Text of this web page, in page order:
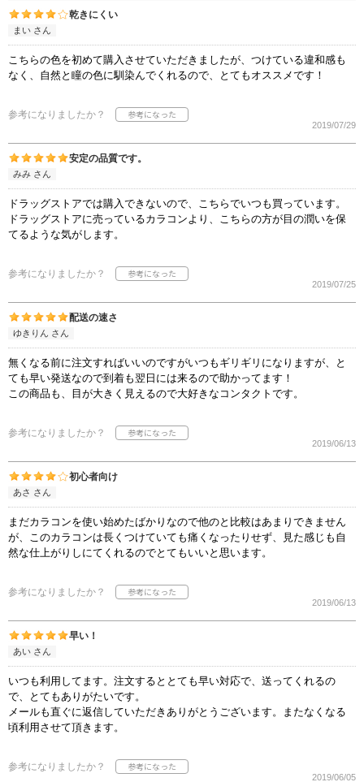
乾きにくい
まい さん
こちらの色を初めて購入させていただきましたが、つけている違和感も
なく、自然と瞳の色に馴染んでくれるので、とてもオススメです！
参考になりましたか？
2019/07/29
安定の品質です。
みみ さん
ドラッグストアでは購入できないので、こちらでいつも買っています。
ドラッグストアに売っているカラコンより、こちらの方が目の潤いを保
てるような気がします。
参考になりましたか？
2019/07/25
配送の速さ
ゆきりん さん
無くなる前に注文すればいいのですがいつもギリギリになりますが、と
ても早い発送なので到着も翌日には来るので助かってます！
この商品も、目が大きく見えるので大好きなコンタクトです。
参考になりましたか？
2019/06/13
初心者向け
あさ さん
まだカラコンを使い始めたばかりなので他のと比較はあまりできません
が、このカラコンは長くつけていても痛くなったりせず、見た感じも自
然な仕上がりしにてくれるのでとてもいいと思います。
参考になりましたか？
2019/06/13
早い！
あい さん
いつも利用してます。注文するととても早い対応で、送ってくれるの
で、とてもありがたいです。
メールも直ぐに返信していただきありがとうございます。またなくなる
頃利用させて頂きます。
参考になりましたか？
2019/06/05